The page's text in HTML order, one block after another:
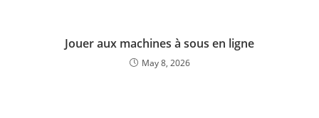
Jouer aux machines à sous en ligne
May 8, 2026